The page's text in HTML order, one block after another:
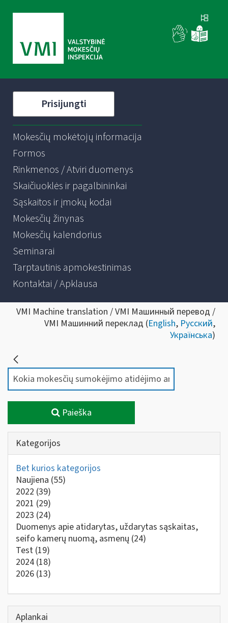
Prisijungti
Mokesčių mokėtojų informacija
Formos
Rinkmenos / Atviri duomenys
Skaičiuoklės ir pagalbininkai
Sąskaitos ir įmokų kodai
Mokesčių žinynas
Mokesčių kalendorius
Seminarai
Tarptautinis apmokestinimas
Kontaktai / Apklausa
VMI Machine translation / VMI Машинный перевод /
VMI Машинний переклад (English, Русский,
Українська)
Paieška
Kategorijos
Bet kurios kategorijos
Naujiena (55)
2022 (39)
2021 (29)
2023 (24)
Duomenys apie atidarytas, uždarytas sąskaitas,
seifo kamerų nuomą, asmenų (24)
Test (19)
2024 (18)
2026 (13)
Aplankai